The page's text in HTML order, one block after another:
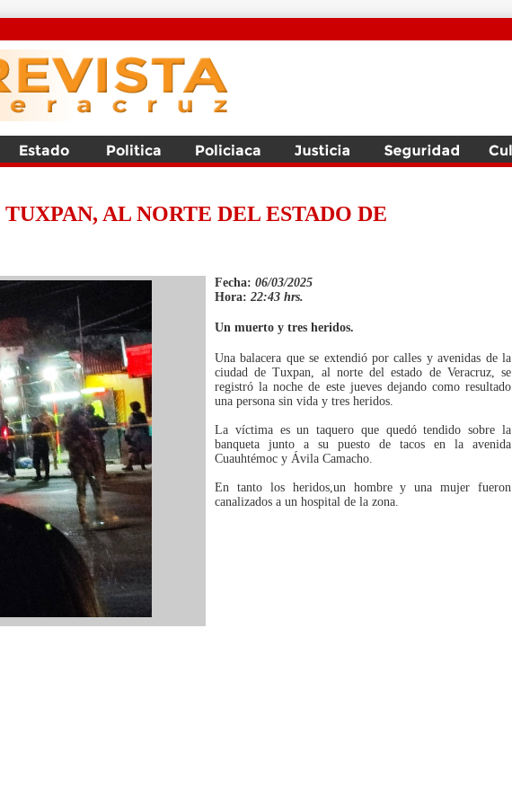
AL NORTE DEL ESTADO DE
Fecha: 06/03/2025
Hora: 22:43 hrs.
Un muerto y tres heridos.
Una balacera que se extendió por calles y avenidas de la
ciudad de Tuxpan, al norte del estado de Veracruz, se
registró la noche de este jueves dejando como resultado
una persona sin vida y tres heridos.
La víctima es un taquero que quedó tendido sobre la
banqueta junto a su puesto de tacos en la avenida
Cuauhtémoc y Ávila Camacho.
En tanto los heridos,un hombre y una mujer fueron
canalizados a un hospital de la zona.